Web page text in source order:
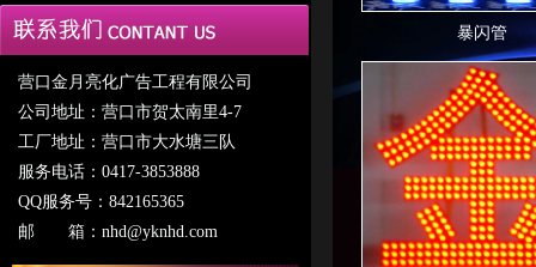
点光源系列
LED穿孔灯
模组系列
大功率系列
流行灯系列
新产品
营口金月亮化广告工程有限公司
公司地址：营口市贺太南里4-7
工厂地址：营口市大水塘三队
服务电话：0417-3853888
QQ服务号：842165365
邮 箱：nhd@yknhd.com
暴闪管